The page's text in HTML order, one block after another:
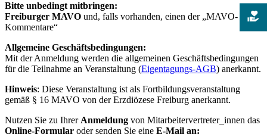
Bitte unbedingt mitbringen:
Freiburger MAVO und, falls vorhanden, einen der „MAVO-
Kommentare“
Allgemeine Geschäftsbedingungen:
Mit der Anmeldung werden die allgemeinen Geschäftsbedingungen
für die Teilnahme an Veranstaltung (Eigentagungs-AGB) anerkannt.
Hinweis: Diese Veranstaltung ist als Fortbildungsveranstaltung
gemäß § 16 MAVO von der Erzdiözese Freiburg anerkannt.
Nutzen Sie zu Ihrer Anmeldung von Mitarbeitervertreter_innen das
Online-Formular oder senden Sie eine E-Mail an: